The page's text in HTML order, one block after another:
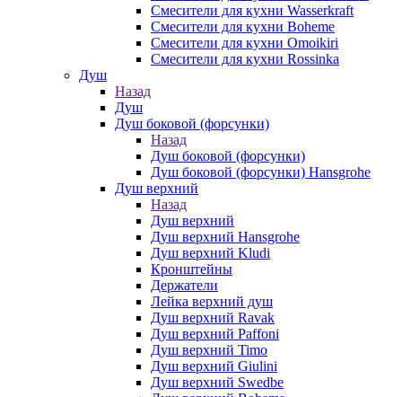
Смесители для кухни Wasserkraft
Смесители для кухни Boheme
Смесители для кухни Omoikiri
Смесители для кухни Rossinka
Душ
Назад
Душ
Душ боковой (форсунки)
Назад
Душ боковой (форсунки)
Душ боковой (форсунки) Hansgrohe
Душ верхний
Назад
Душ верхний
Душ верхний Hansgrohe
Душ верхний Kludi
Кронштейны
Держатели
Лейка верхний душ
Душ верхний Ravak
Душ верхний Paffoni
Душ верхний Timo
Душ верхний Giulini
Душ верхний Swedbe